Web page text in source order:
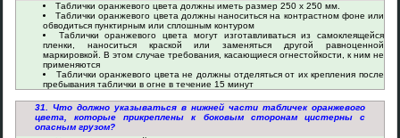
Таблички оранжевого цвета должны иметь размер 250 х 250 мм.
Таблички оранжевого цвета должны наноситься на контрастном фоне или
обводиться пунктирным или сплошным контуром
Таблички оранжевого цвета могут изготавливаться из самоклеящейся
пленки, наноситься краской или заменяться другой равноценной
маркировкой. В этом случае требования, касающиеся огнестойкости, к ним не
применяются
Таблички оранжевого цвета не должны отделяться от их крепления после
пребывания таблички в огне в течение 15 минут
31. Что должно указываться в нижней части табличек оранжевого
цвета, которые прикреплены к боковым сторонам цистерны с
опасным грузом?